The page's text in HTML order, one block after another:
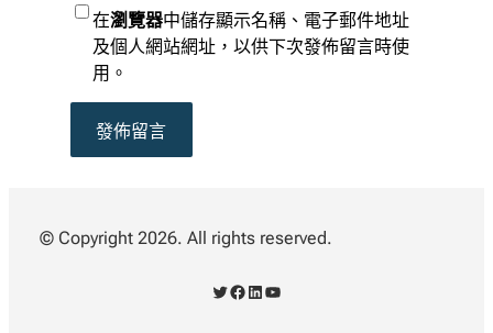
在瀏覽器中儲存顯示名稱、電子郵件地址
及個人網站網址，以供下次發佈留言時使
用。
© Copyright 2026. All rights reserved.
X Facebook LinkedIn YouTube